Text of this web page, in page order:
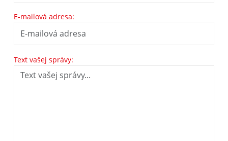
E-mailová adresa:
Text vašej správy: